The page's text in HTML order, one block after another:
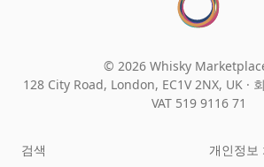
© 2026 Whisky
128 City Road, London, EC1V 2NX, UK ·
VAT 519 9116 71
검색
개인정보